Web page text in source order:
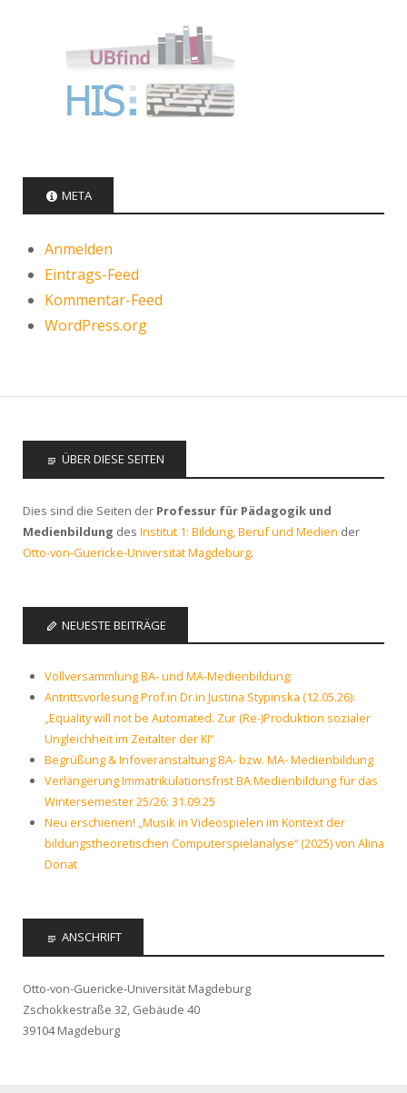
META
Anmelden
Eintrags-Feed
Kommentar-Feed
WordPress.org
ÜBER DIESE SEITEN
Dies sind die Seiten der Professur für Pädagogik und
Medienbildung des Institut 1: Bildung, Beruf und Medien der
Otto-von-Guericke-Universität Magdeburg.
NEUESTE BEITRÄGE
Vollversammlung BA- und MA-Medienbildung:
Antrittsvorlesung Prof.in Dr.in Justina Stypinska (12.05.26):
„Equality will not be Automated. Zur (Re-)Produktion sozialer
Ungleichheit im Zeitalter der KI“
Begrüßung & Infoveranstaltung BA- bzw. MA- Medienbildung
Verlängerung Immatrikulationsfrist BA Medienbildung für das
Wintersemester 25/26: 31.09.25
Neu erschienen! „Musik in Videospielen im Kontext der
bildungstheoretischen Computerspielanalyse“ (2025) von Alina
Donat
ANSCHRIFT
Otto-von-Guericke-Universität Magdeburg
Zschokkestraße 32, Gebäude 40
39104 Magdeburg